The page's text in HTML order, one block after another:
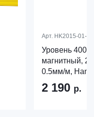
Арт. HK2015-01-
Уровень 400
магнитный, 2
0.5мм/м,
2 190 р.